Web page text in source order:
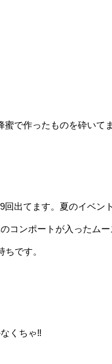
蜜で作ったものを砕い
出てます。夏のイベン
コンポートが入ったム
です。
くちゃ‼︎